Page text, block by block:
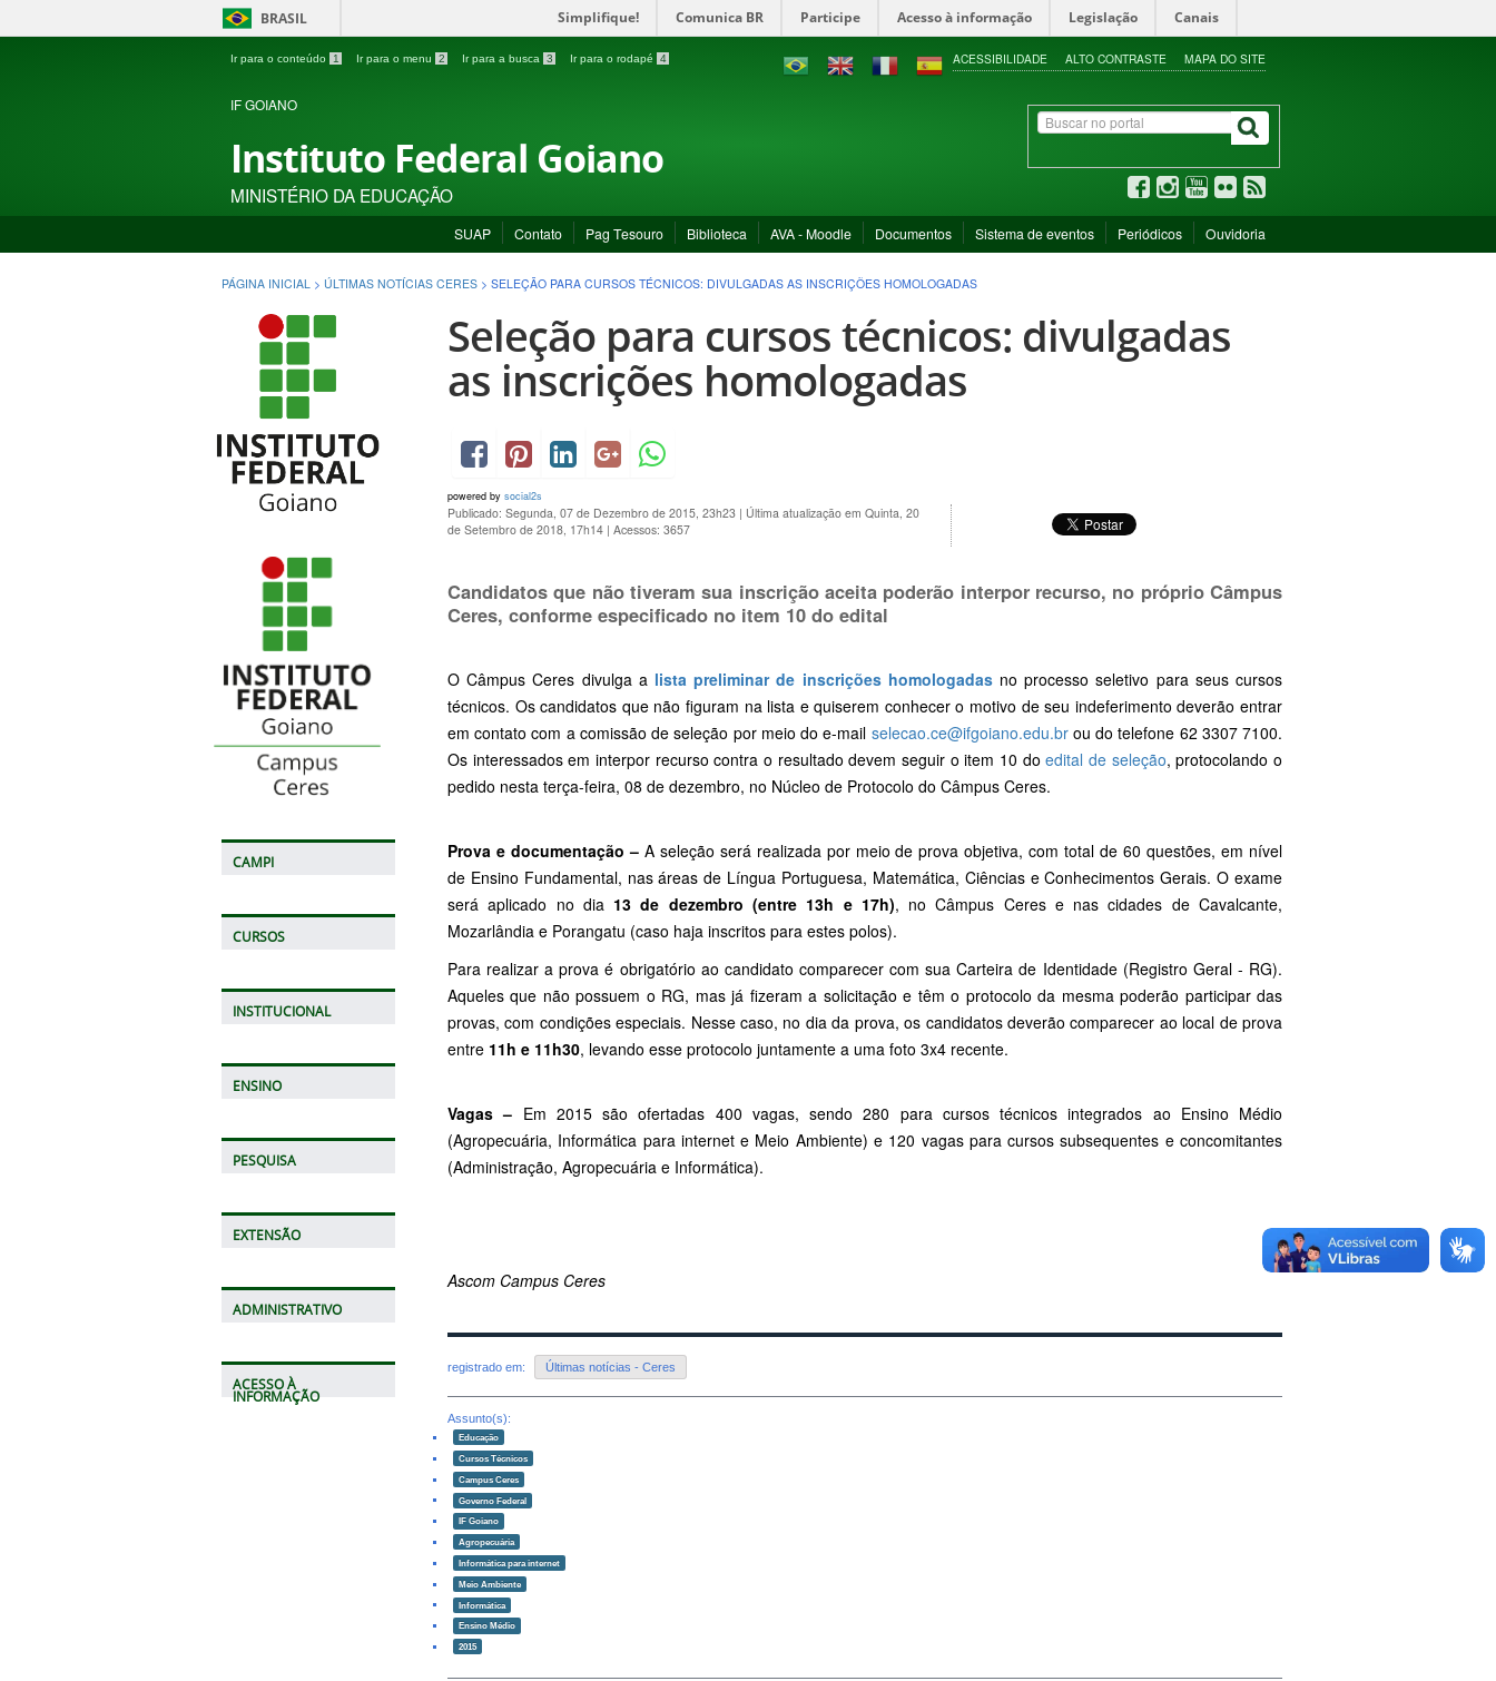
BRASIL Simplifique! Comunica BR Participe Acesso à informação Legislação Canais
Ir para o conteúdo 1 Ir para o menu 2 Ir para a busca 3 Ir para o rodapé 4 ACESSIBILIDADE ALTO CONTRASTE MAPA DO SITE
IF GOIANO
Instituto Federal Goiano
MINISTÉRIO DA EDUCAÇÃO
SUAP Contato Pag Tesouro Biblioteca AVA - Moodle Documentos Sistema de eventos Periódicos Ouvidoria
PÁGINA INICIAL > ÚLTIMAS NOTÍCIAS CERES > SELEÇÃO PARA CURSOS TÉCNICOS: DIVULGADAS AS INSCRIÇÕES HOMOLOGADAS
CAMPI
CURSOS
INSTITUCIONAL
ENSINO
PESQUISA
EXTENSÃO
ADMINISTRATIVO
ACESSO À
INFORMAÇÃO
Seleção para cursos técnicos: divulgadas
as inscrições homologadas
powered by social2s
Publicado: Segunda, 07 de Dezembro de 2015, 23h23 | Última atualização em Quinta, 20
de Setembro de 2018, 17h14 | Acessos: 3657
Candidatos que não tiveram sua inscrição aceita poderão interpor recurso, no próprio Câmpus
Ceres, conforme especificado no item 10 do edital
O Câmpus Ceres divulga a lista preliminar de inscrições homologadasno processo seletivo para seus cursos
técnicos. Os candidatos que não figuram na lista e quiserem conhecer o motivo de seu indeferimento deverão entrar
em contato com a comissão de seleção por meio do e-mail selecao.ce@ifgoiano.edu.brou do telefone 62 3307 7100.
Os interessados em interpor recurso contra o resultado devem seguir o item 10 doedital de seleção, protocolando o
pedido nesta terça-feira, 08 de dezembro, no Núcleo de Protocolo do Câmpus Ceres.
Prova e documentação – A seleção será realizada por meio de prova objetiva, com total de 60 questões, em nível
de Ensino Fundamental, nas áreas de Língua Portuguesa, Matemática, Ciências e Conhecimentos Gerais. O exame
será aplicado no dia 13 de dezembro (entre 13h e 17h), no Câmpus Ceres e nas cidades de Cavalcante,
Mozarlândia e Porangatu (caso haja inscritos para estes polos).
Para realizar a prova é obrigatório ao candidato comparecer com sua Carteira de Identidade (Registro Geral - RG).
Aqueles que não possuem o RG, mas já fizeram a solicitação e têm o protocolo da mesma poderão participar das
provas, com condições especiais. Nesse caso, no dia da prova, os candidatos deverão comparecer ao local de prova
entre 11h e 11h30, levando esse protocolo juntamente a uma foto 3x4 recente.
Vagas – Em 2015 são ofertadas 400 vagas, sendo 280 para cursos técnicos integrados ao Ensino Médio
(Agropecuária, Informática para internet e Meio Ambiente) e 120 vagas para cursos subsequentes e concomitantes
(Administração, Agropecuária e Informática).
Ascom Campus Ceres
registrado em: Últimas notícias - Ceres
Assunto(s):
Educação
Cursos Técnicos
Campus Ceres
Governo Federal
IF Goiano
Agropecuária
Informática para internet
Meio Ambiente
Informática
Ensino Médio
2015